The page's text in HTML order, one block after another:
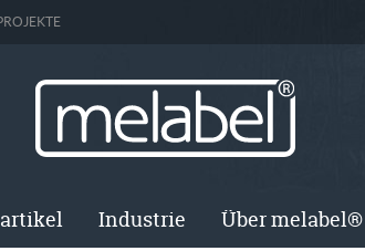
Industrie Über melabel®